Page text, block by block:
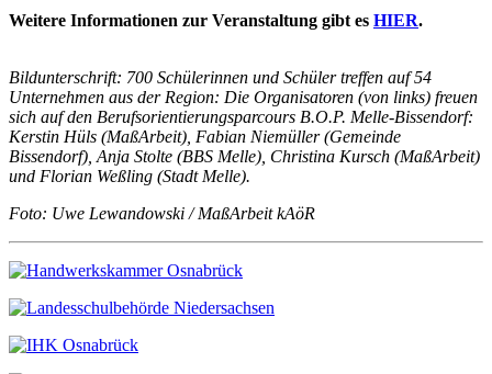
Weitere Informationen zur Veranstaltung gibt es HIER.
Bildunterschrift: 700 Schülerinnen und Schüler treffen auf 54
Unternehmen aus der Region: Die Organisatoren (von links) freuen
sich auf den Berufsorientierungsparcours B.O.P. Melle-Bissendorf:
Kerstin Hüls (MaßArbeit), Fabian Niemüller (Gemeinde
Bissendorf), Anja Stolte (BBS Melle), Christina Kursch (MaßArbeit)
und Florian Weßling (Stadt Melle).
Foto: Uwe Lewandowski / MaßArbeit kAöR